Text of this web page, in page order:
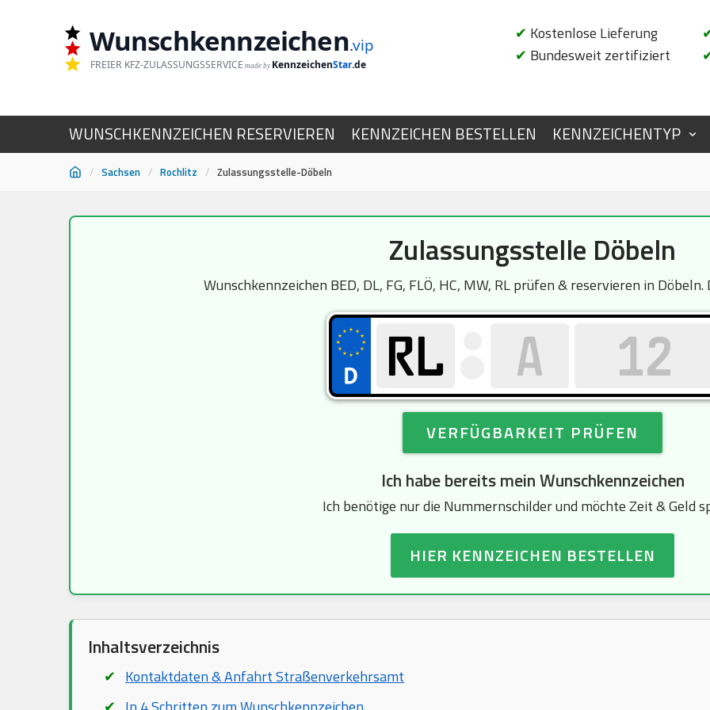
Wunschkennzeichen.vip
FREIER KFZ-ZULASSUNGSSERVICE made by KennzeichenStar.de
✔ Kostenlose Lieferung
✔ Bundesweit zertifiziert
WUNSCHKENNZEICHEN RESERVIEREN KENNZEICHEN BESTELLEN KENNZEICHENTYP
/ Sachsen / Rochlitz / Zulassungsstelle-Döbeln
Zulassungsstelle Döbeln
Wunschkennzeichen BED, DL, FG, FLÖ, HC, MW, RL prüfen & reservieren in
VERFÜGBARKEIT PRÜFEN
Ich habe bereits mein Wunschkennzeichen
Ich benötige nur die Nummernschilder und möchte Zeit & Geld
HIER KENNZEICHEN BESTELLEN
Inhaltsverzeichnis
Kontaktdaten & Anfahrt Straßenverkehrsamt